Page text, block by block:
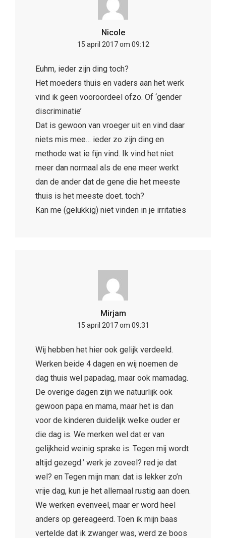
Nicole
15 april 2017 om 09:12
Euhm, ieder zijn ding toch?
Het moeders thuis en vaders aan het werk
vind ik geen vooroordeel ofzo. Of ‘gender
discriminatie’
Dat is gewoon van vroeger uit en vind daar
niets mis mee… ieder zo zijn ding en
methode wat ie fijn vind. Ik vind het niet
meer dan normaal als de ene meer werkt
dan de ander dat de gene die het meeste
thuis is het meeste doet. toch?
Kan me (gelukkig) niet vinden in je irritaties
Mirjam
15 april 2017 om 09:31
Wij hebben het hier ook gelijk verdeeld.
Werken beide 4 dagen en wij noemen de
dag thuis wel papadag, maar ook mamadag.
De overige dagen zijn we natuurlijk ook
gewoon papa en mama, maar het is dan
voor de kinderen duidelijk welke ouder er
die dag is. We merken wel dat er van
gelijkheid weinig sprake is. Tegen mij wordt
altijd gezegd:’ werk je zoveel? red je dat
wel? en Tegen mijn man: dat is lekker zo’n
vrije dag, kun je het allemaal rustig aan doen.
We werken evenveel, maar er word heel
anders op gereageerd. Toen ik mijn baas
vertelde dat ik zwanger was, werd ze boos